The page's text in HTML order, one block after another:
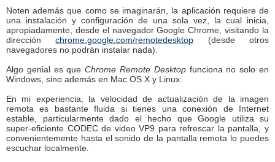
Noten además que como se imaginarán, la aplicación requiere de
una instalación y configuración de una sola vez, la cual inicia,
apropiadamente, desde el navegador Google Chrome, visitando la
direcciónchrome.google.com/remotedesktop (desde otros
navegadores no podrán instalar nada).
Algo genial es queChrome Remote Desktopfunciona no solo en
Windows, sino además en Mac OS X y Linux.
En mi experiencia, la velocidad de actualización de la imagen
remota es bastante fluida si tienes una conexión de Internet
estable, particularmente dado el hecho que Google utiliza su
super-eficiente CODEC de video VP9 para refrescar la pantalla, y
convenientemente hasta el sonido de la pantalla remota lo puedes
escuchar localmente.